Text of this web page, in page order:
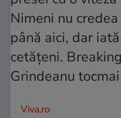
Viva.ro